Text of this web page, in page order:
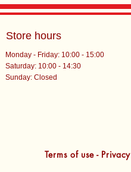
Store hours
Monday - Friday: 10:00 - 15:00
Saturday: 10:00 - 14:30
​Sunday: Closed
Terms of use -